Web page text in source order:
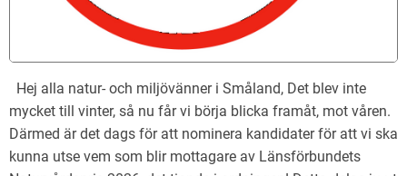
Hej alla natur- och miljövänner i Småland, Det blev inte
mycket till vinter, så nu får vi börja blicka framåt, mot våren.
Därmed är det dags för att nominera kandidater för att vi ska
kunna utse vem som blir mottagare av Länsförbundets